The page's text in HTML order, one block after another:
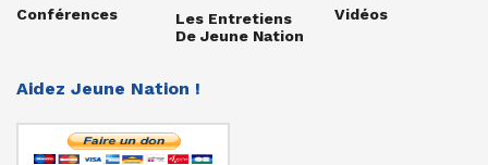
Conférences
Les Entretiens
De Jeune Nation
Vidéos
Aidez Jeune Nation !